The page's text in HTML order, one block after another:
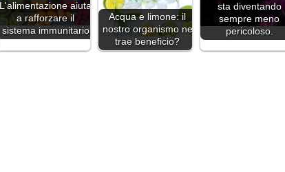
L'alimentazione aiuta
a rafforzare il
sistema immunitario
Acqua e limone: il
nostro organismo ne
trae beneficio?
sta diventando
sempre meno
pericoloso.